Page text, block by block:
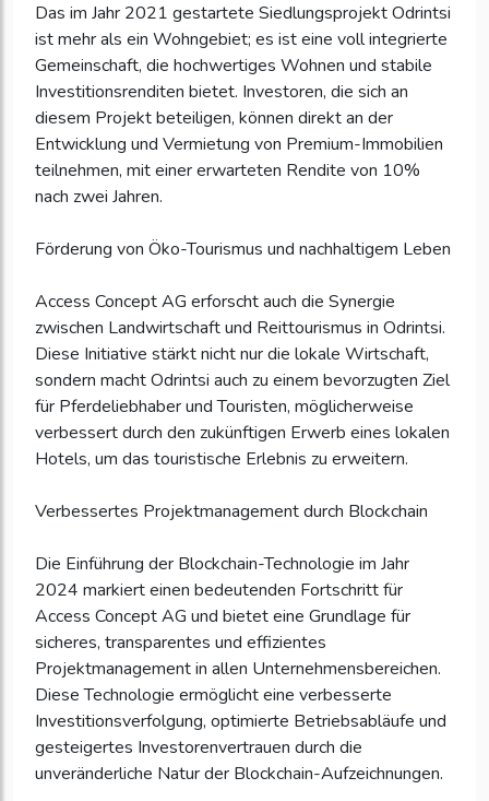
Das im Jahr 2021 gestartete Siedlungsprojekt Odrintsi
ist mehr als ein Wohngebiet; es ist eine voll integrierte
Gemeinschaft, die hochwertiges Wohnen und stabile
Investitionsrenditen bietet. Investoren, die sich an
diesem Projekt beteiligen, können direkt an der
Entwicklung und Vermietung von Premium-Immobilien
teilnehmen, mit einer erwarteten Rendite von 10%
nach zwei Jahren.
Förderung von Öko-Tourismus und nachhaltigem Leben
Access Concept AG erforscht auch die Synergie
zwischen Landwirtschaft und Reittourismus in Odrintsi.
Diese Initiative stärkt nicht nur die lokale Wirtschaft,
sondern macht Odrintsi auch zu einem bevorzugten Ziel
für Pferdeliebhaber und Touristen, möglicherweise
verbessert durch den zukünftigen Erwerb eines lokalen
Hotels, um das touristische Erlebnis zu erweitern.
Verbessertes Projektmanagement durch Blockchain
Die Einführung der Blockchain-Technologie im Jahr
2024 markiert einen bedeutenden Fortschritt für
Access Concept AG und bietet eine Grundlage für
sicheres, transparentes und effizientes
Projektmanagement in allen Unternehmensbereichen.
Diese Technologie ermöglicht eine verbesserte
Investitionsverfolgung, optimierte Betriebsabläufe und
gesteigertes Investorenvertrauen durch die
unveränderliche Natur der Blockchain-Aufzeichnungen.